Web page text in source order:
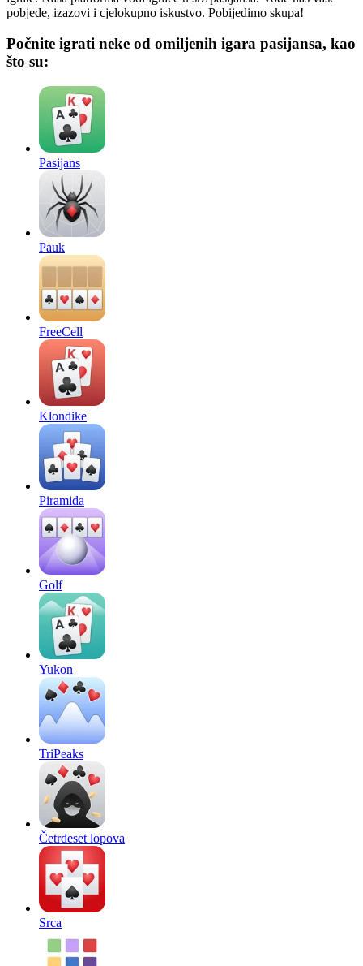
pobjede, izazovi i cjelokupno iskustvo. Pobijedimo skupa!
Počnite igrati neke od omiljenih igara pasijansa, kao
što su:
Pasijans
Pauk
FreeCell
Klondike
Piramida
Golf
Yukon
TriPeaks
Četrdeset lopova
Srca